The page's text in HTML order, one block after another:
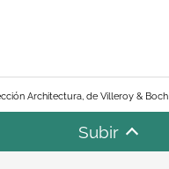
Architectura, de Villeroy & Boch
Subir